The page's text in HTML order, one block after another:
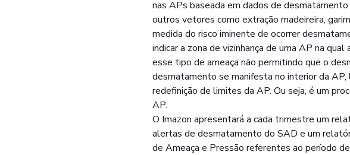
nas APs baseada em dados de
outros vetores como extração madeireira,
medida do risco iminente de ocorrer
indicar a zona de vizinhança de uma AP na
esse tipo de ameaça não permitindo que o
desmatamento se manifesta no interior da
redefinição de limites da AP. Ou seja, é um
AP.
O Imazon apresentará a cada trimestre um
alertas de desmatamento do SAD e um
de Ameaça e Pressão referentes ao período